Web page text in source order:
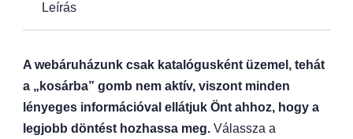
Leírás
A webáruházunk csak katalógusként üzemel, tehát
a „kosárba” gomb nem aktív, viszont minden
lényeges információval ellátjuk Önt ahhoz, hogy a
legjobb döntést hozhassa meg. Válassza a